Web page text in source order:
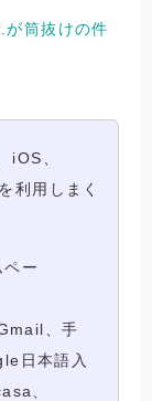
筒抜けの件
iOS、
利用しまく
ー
、手
日本語入
、